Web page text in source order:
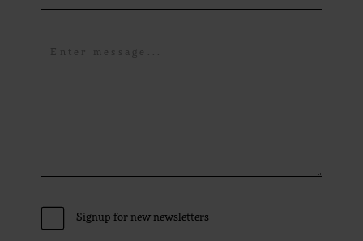
Signup for new newsletters